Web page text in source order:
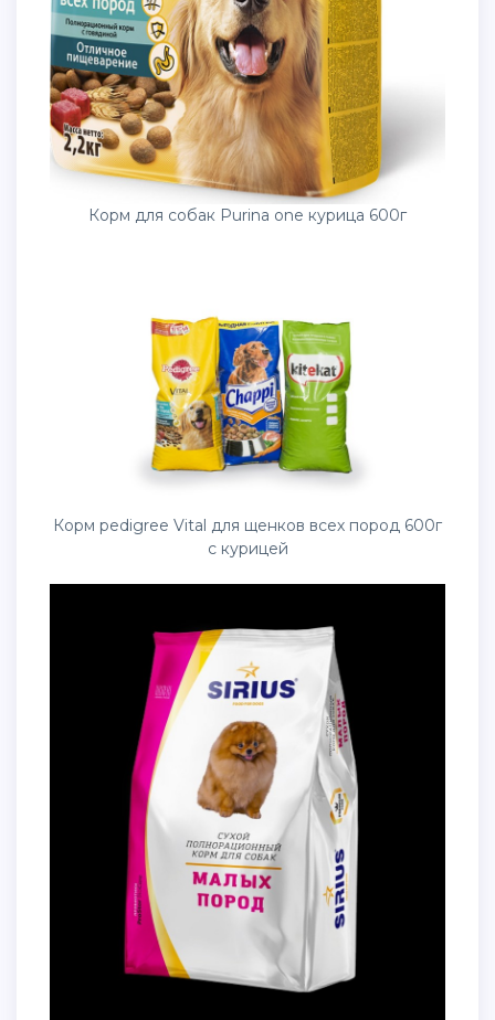
Корм для собак Purina one курица 600г
Корм pedigree Vital для щенков всех пород 600г
с курицей